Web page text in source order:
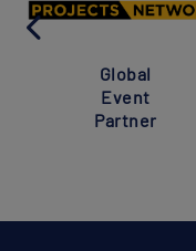
Global
Event
Partner